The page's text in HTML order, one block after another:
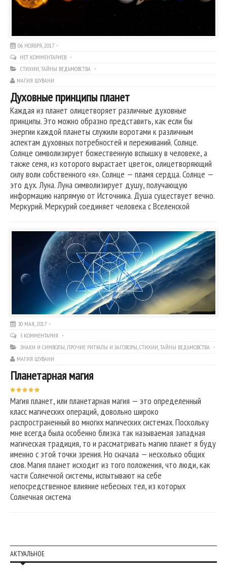
06 НОЯБРЯ, 2017
НЕТ КОММЕНТАРИЕВ
СТИХИИ,ТАЙНЫ ВЕДЬМОВСТВА
МАГИЯ ШУВАНИ
Духовные принципы планет
Каждая из планет олицетворяет различные духовные
принципы. Это можно образно представить, как если бы
энергии каждой планеты служили воротами к различным
аспектам духовных потребностей и переживаний. Солнце.
Солнце символизирует божественную вспышку в человеке, а
также семя, из которого вырастает цветок, олицетворяющий
силу воли собственного «я». Солнце — пламя сердца. Солнце —
это дух. Луна. Луна символизирует душу, получающую
информацию напрямую от Источника. Душа существует вечно.
Меркурий. Меркурий соединяет человека с Вселенской
30 МАЯ, 2017
3 КОММЕНТАРИЯ
ЗНАКИ И СИМВОЛЫ ПРОЧИЕ РИТУАЛЫ И ЗАГОВОРЫ СТИХИИ ТАЙНЫ ВЕДЬМОВСТВА
МАГИЯ ШУВАНИ
Планетарная магия
Магия планет, или планетарная магия — это определенный
класс магических операций, довольно широко
распространенный во многих магических системах. Поскольку
мне всегда была особенно близка так называемая западная
магическая традиция, то и рассматривать магию планет я буду
именно с этой точки зрения. Но сначала — несколько общих
слов. Магия планет исходит из того положения, что люди, как
части Солнечной системы, испытывают на себе
непосредственное влияние небесных тел, из которых
Солнечная система
АКТУАЛЬНОЕ